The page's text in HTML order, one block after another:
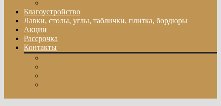
Благоустройство
Лавки, столы, углы, таблички, плитка, бордюры
Акции
Рассрочка
Контакты